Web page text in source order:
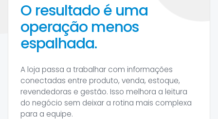
O resultado é uma
operação menos
espalhada.
A loja passa a trabalhar com informações
conectadas entre produto, venda, estoque,
revendedoras e gestão. Isso melhora a leitura
do negócio sem deixar a rotina mais complexa
para a equipe.